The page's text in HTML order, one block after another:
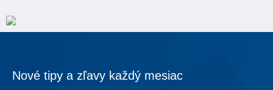
Nové tipy a zľavy každý mesiac